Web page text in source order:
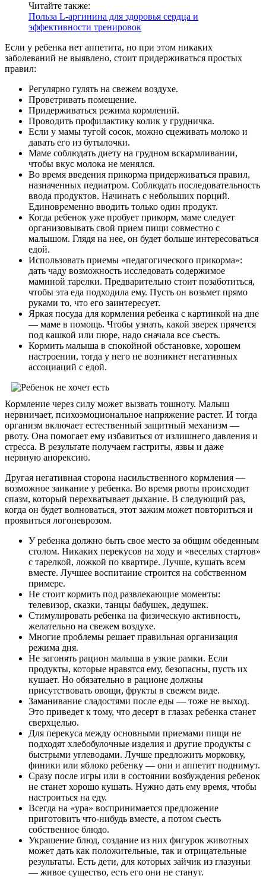
Читайте также:
Польза L-аргинина для здоровья сердца и
эффективности тренировок
Если у ребенка нет аппетита, но при этом никаких
заболеваний не выявлено, стоит придерживаться простых
правил:
Регулярно гулять на свежем воздухе.
Проветривать помещение.
Придерживаться режима кормлений.
Проводить профилактику колик у грудничка.
Если у мамы тугой сосок, можно сцеживать молоко и
давать его из бутылочки.
Маме соблюдать диету на грудном вскармливании,
чтобы вкус молока не менялся.
Во время введения прикорма придерживаться правил,
назначенных педиатром. Соблюдать последовательность
ввода продуктов. Начинать с небольших порций.
Единовременно вводить только один продукт.
Когда ребенок уже пробует прикорм, маме следует
организовывать свой прием пищи совместно с
малышом. Глядя на нее, он будет больше интересоваться
едой.
Использовать приемы «педагогического прикорма»:
дать чаду возможность исследовать содержимое
маминой тарелки. Предварительно стоит позаботиться,
чтобы эта еда подходила ему. Пусть он возьмет прямо
руками то, что его заинтересует.
Яркая посуда для кормления ребенка с картинкой на дне
— маме в помощь. Чтобы узнать, какой зверек прячется
под кашкой или пюре, надо сначала все съесть.
Кормить малыша в спокойной обстановке, хорошем
настроении, тогда у него не возникнет негативных
ассоциаций с едой.
Кормление через силу может вызвать тошноту. Малыш
нервничает, психоэмоциональное напряжение растет. И тогда
организм включает естественный защитный механизм —
рвоту. Она помогает ему избавиться от излишнего давления и
стресса. В результате получаем гастриты, язвы и даже
нервную анорексию.
Другая негативная сторона насильственного кормления —
возможное заикание у ребенка. Во время рвоты происходит
спазм, который перехватывает дыхание. В следующий раз,
когда он будет волноваться, этот зажим может повториться и
проявиться логоневрозом.
У ребенка должно быть свое место за общим обеденным
столом. Никаких перекусов на ходу и «веселых стартов»
с тарелкой, ложкой по квартире. Лучше, кушать всем
вместе. Лучшее воспитание строится на собственном
примере.
Не стоит кормить под развлекающие моменты:
телевизор, сказки, танцы бабушек, дедушек.
Стимулировать ребенка на физическую активность,
желательно на свежем воздухе.
Многие проблемы решает правильная организация
режима дня.
Не загонять рацион малыша в узкие рамки. Если
продукты, которые нравятся ему, безопасны, пусть их
кушает. Но обязательно в рационе должны
присутствовать овощи, фрукты в свежем виде.
Заманивание сладостями после еды — тоже не выход.
Это приведет к тому, что десерт в глазах ребенка станет
сверхцелью.
Для перекуса между основными приемами пищи не
подходят хлебобулочные изделия и другие продукты с
быстрыми углеводами. Лучше предложить морковку,
финики или яблоко ребенку — они и аппетит поднимут.
Сразу после игры или в состоянии возбуждения ребенок
не станет хорошо кушать. Нужно дать ему время, чтобы
настроиться на еду.
Всегда на «ура» воспринимается предложение
приготовить что-нибудь вместе, а потом съесть
собственное блюдо.
Украшение блюд, создание из них фигурок животных
может дать как положительные, так и отрицательные
результаты. Есть дети, для которых зайчик из глазуньи
— живое существо, есть его они не станут.